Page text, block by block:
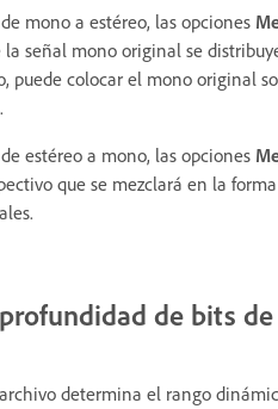
mono a estéreo, las opciones
señal mono original se
puede colocar el mono original
estéreo a mono, las opciones
que se mezclará en la
de bits
determina el rango